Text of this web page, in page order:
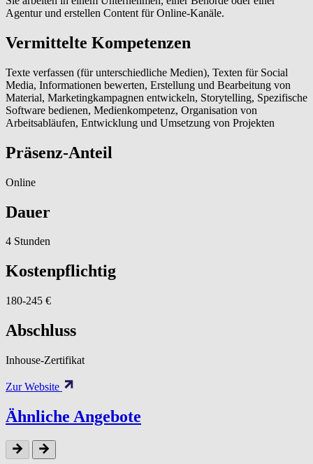
Agentur und erstellen Content für Online-Kanäle.
Vermittelte Kompetenzen
Texte verfassen (für unterschiedliche Medien), Texten für Social
Media, Informationen bewerten, Erstellung und Bearbeitung von
Material, Marketingkampagnen entwickeln, Storytelling, Spezifische
Software bedienen, Medienkompetenz, Organisation von
Arbeitsabläufen, Entwicklung und Umsetzung von Projekten
Präsenz-Anteil
Online
Dauer
4 Stunden
Kostenpflichtig
180-245 €
Abschluss
Inhouse-Zertifikat
Zur Website
Ähnliche Angebote